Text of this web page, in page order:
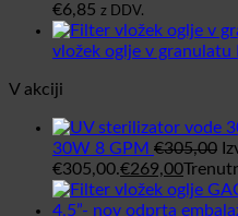
€6,85 z DDV.
vložek oglje v granulatu
V akciji
30W 8 GPM €305,00
€305,00.€269,00